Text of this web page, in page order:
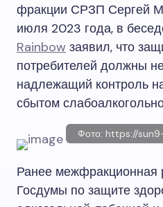
фракции СРЗП Сергей
июля 2023 года, в
Rainbow заявил, что
потребителей должны
надлежащий контроль
сбытом
Фото: https://
Ранее межфракционная
Госдумы по защите